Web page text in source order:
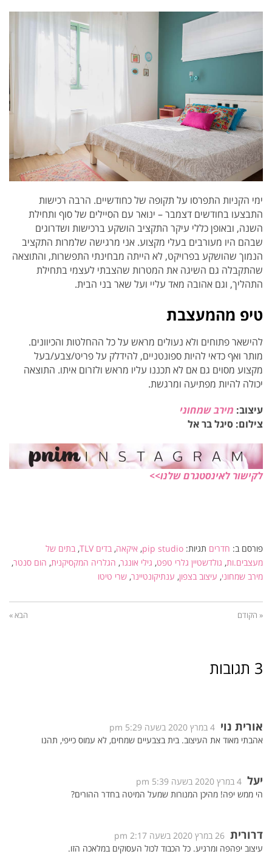
ימי הקניות התפרסו על תקופה של כחודשיים. הרבה רכישות
התבצעו בחודשים דצמבר – ינואר עם הסיילים של סוף ותחילת
השנה, ובאופן כללי עיקר התקציב הושקע ברכישות ושדרוגים
שבהם היו מעורבים בעלי מקצוע. אני מרגישה שלמרות התקציב
הנמוך שהושקע בפרויקט, לא הייתה מבחינתי התפשרות, והתוצאה
שהתקבלה גם השיגה את המטרות שהצבתי לעצמי בתחילת
התהליך, וגם אהובה מאד עליי ועל שאר בני הבית.
טיפ מהמעצבת
להישאר פתוחים ולא נעולים מראש על כל ההחלטות והכיוונים.
מותר ואף כדאי להיות ספונטניים, להידלק על פריט/צבע/בעל
מקצוע מסוים גם אם לא תכננו עליו מראש ולזרום איתו. התוצאה
יכולה להיות מפתיעה ומרגשת.
עיצוב: מירב שמחוני
צילום: סיגל בר אל
לקישור לאינסטגרם שלנו>>
פורסם ב: חדרים תגיות: pip studio
, איקאה, בדים TLV , בתים של
מעצבים.ות, גולדשטיין גלרי טפט, גילי אונגר, הגלריה המקסיקנית, הום סנטר,
מירב שמחוני, עיצוב בצפון, ענתיקונטיינר, שרי טיטו
« הקודם הבא »
3 תגובות
אורית נוי 4 במרץ 2020 בשעה 5:29 pm
אהבתי מאוד את העיצוב. בית בצבעיים שמחים, לא עמוס כייפי, תהנו
יעל 4 במרץ 2020 בשעה 5:39 pm
הי ממש יפה! מהיכן המנורות שמעל המיטה בחדר ההורים?
דרורית 26 במרץ 2020 בשעה 2:17 pm
עיצוב יפהפה ומרגיע. כל הכבוד לכול העסוקים במלאכה הזו.